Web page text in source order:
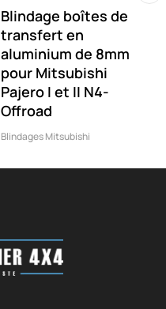
Blindage boîtes de
transfert en
aluminium de 8mm
pour Mitsubishi
Pajero I et II N4-
Offroad
Blindages Mitsubishi